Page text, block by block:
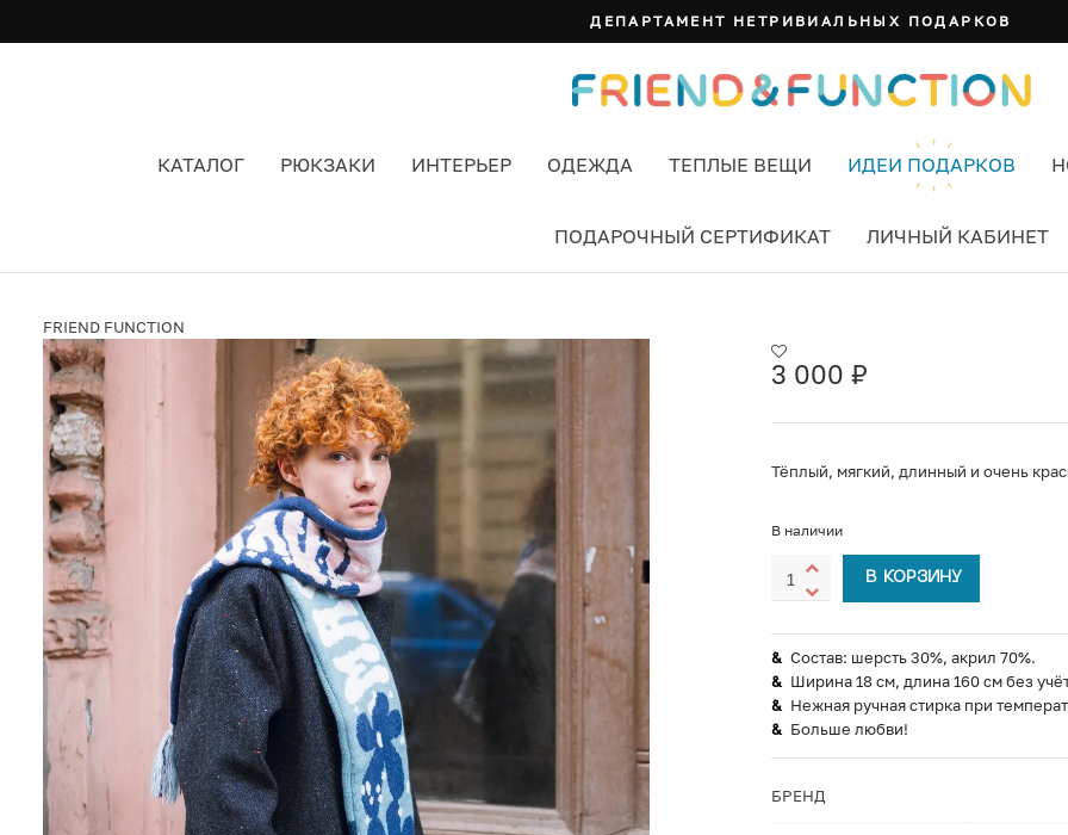
ДЕПАРТАМЕНТ НЕТРИВИАЛЬНЫХ ПОДАРКОВ
КАТАЛОГ РЮКЗАКИ ИНТЕРЬЕР ОДЕЖДА ТЕПЛЫЕ ВЕЩИ ИДЕИ ПОДАРКОВ
ПОДАРОЧНЫЙ СЕРТИФИКАТ ЛИЧНЫЙ КАБИНЕТ
FRIEND FUNCTION
3 000 ₽
Тёплый, мягкий, длинный и очень
В наличии
В КОРЗИНУ
Состав: шерсть 30%, акрил 70%.
Ширина 18 см, длина 160 см без
Нежная ручная стирка при
Больше любви!
БРЕНД